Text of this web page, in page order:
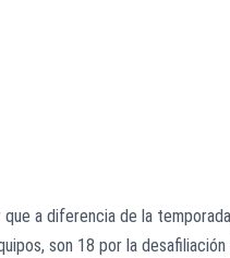
que a diferencia de la
son 18 por la